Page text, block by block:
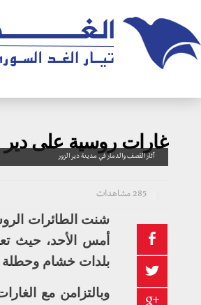
غارات روسية على دير
آثار القصف والدمار في مدينة دير الزور
285 مشاهدات
شنت الطائرات
أمس الأحد، حيث
بلدات خشام
وبالتزامن مع